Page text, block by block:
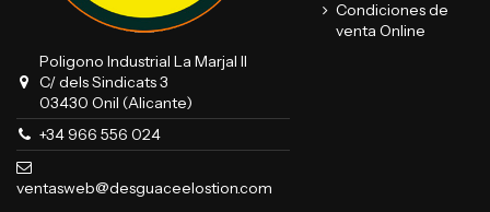
Poligono Industrial La Marjal II
C/ dels Sindicats 3
03430 Onil (Alicante)
+34 966 556 024
ventasweb@desguaceelostion.com
Condiciones de
venta Online